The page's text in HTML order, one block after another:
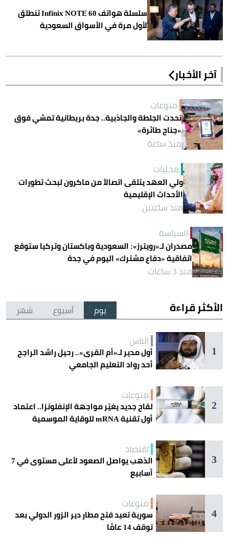
سلسلة هواتف Infinix NOTE 60 تنطلق
لأول مرة في الأسواق السعودية
آخر الأخبار
منوعات
تحدت الجلطة والجاذبية.. جدة بريطانية تمشي فوق
«جناح طائرة»
منذ ساعة
محليات
ولي العهد يتلقى اتصالاً من ماكرون لبحث تطورات
الأحداث الإقليمية
منذ ساعتين
السياسة
مصدران لـ«رويترز»: السعودية وباكستان وتركيا ستوقع
اتفاقية «دفاع مشترك» اليوم في جدة
منذ 3 ساعات
الأكثر قراءة يوم أسبوع شهر
1
الناس
أول مدير لـ«أم القرى».. رحيل راشد الراجح
أحد رواد التعليم الجامعي
2
منوعات
لقاح جديد يغيّر مواجهة الإنفلونزا.. اعتماد
أول تقنية mRNA للوقاية الموسمية
3
اقتصاد
الذهب يواصل الصعود لأعلى مستوى في 7
أسابيع
4
منوعات
سورية تعيد فتح مطار دير الزور الدولي بعد
توقف 14 عامًا